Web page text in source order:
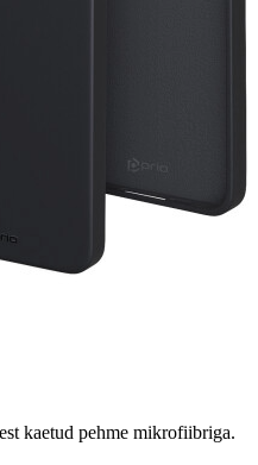
kaetud pehme mikrofiibriga.